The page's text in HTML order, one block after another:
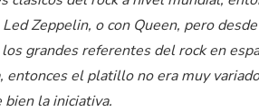
Zeppelin, o con Queen, pero
grandes referentes del rock en
el platillo no era muy
la iniciativa.